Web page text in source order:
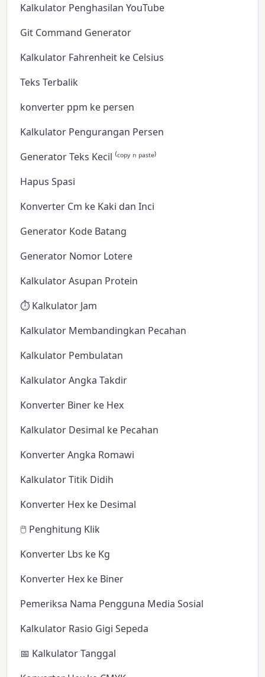
Kalkulator Penghasilan YouTube
Git Command Generator
Kalkulator Fahrenheit ke Celsius
Teks Terbalik
konverter ppm ke persen
Kalkulator Pengurangan Persen
Generator Teks Kecil ⁽ᶜᵒᵖʸ ⁿ ᵖᵃˢᵗᵉ⁾
Hapus Spasi
Konverter Cm ke Kaki dan Inci
Generator Kode Batang
Generator Nomor Lotere
Kalkulator Asupan Protein
⏱️ Kalkulator Jam
Kalkulator Membandingkan Pecahan
Kalkulator Pembulatan
Kalkulator Angka Takdir
Konverter Biner ke Hex
Kalkulator Desimal ke Pecahan
Konverter Angka Romawi
Kalkulator Titik Didih
Konverter Hex ke Desimal
🖱️ Penghitung Klik
Konverter Lbs ke Kg
Konverter Hex ke Biner
Pemeriksa Nama Pengguna Media Sosial
Kalkulator Rasio Gigi Sepeda
📅 Kalkulator Tanggal